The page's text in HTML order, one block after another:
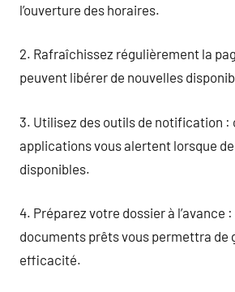
l’ouverture des horaires.
2. Rafraîchissez régulièrement la
peuvent libérer de nouvelles
3. Utilisez des outils de notification :
applications vous alertent lorsque
disponibles.
4. Préparez votre dossier à l’avance
documents prêts vous permettra de
efficacité.